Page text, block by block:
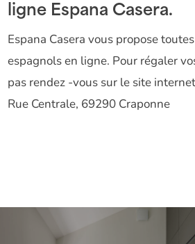
ligne Espana Casera.
Espana Casera vous propose
espagnols en ligne. Pour régaler
pas rendez -vous sur le site
Rue Centrale, 69290 Craponne